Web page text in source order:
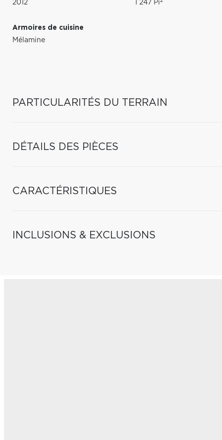
2012 1 247 Pi
Armoires de cuisine
Mélamine
PARTICULARITÉS DU TERRAIN
DÉTAILS DES PIÈCES
CARACTÉRISTIQUES
INCLUSIONS & EXCLUSIONS